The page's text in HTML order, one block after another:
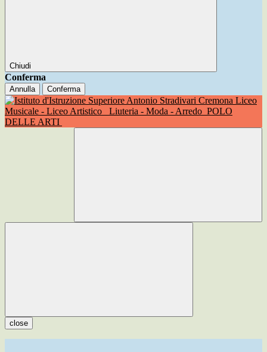
Chiudi
Conferma
Annulla Conferma
Liceo
Musicale - Liceo Artistico
Liuteria - Moda - Arredo POLO
DELLE ARTI
close